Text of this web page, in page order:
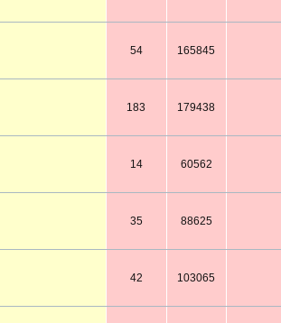
54 165845
183 179438
14 60562
35 88625
42 103065